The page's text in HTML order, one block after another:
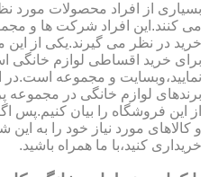
بسیاری از افراد محصولات مورد
می کنند.این افراد شرکت ها و
خرید در نظر می گیرند.یکی از این
برای خرید اقساطی لوازم خانگی
نمایید،وبسایت و مجموعه است.در
برندهای لوازم خانگی در
از این فروشگاه را بیان کنیم.پس
و کالاهای مورد نیاز خود را به
خریداری کنید،با ما همراه باشید.